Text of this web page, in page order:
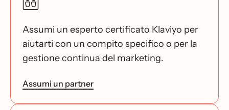
Assumi un esperto certificato Klaviyo per
aiutarti con un compito specifico o per la
gestione continua del marketing.
Assumi un partner